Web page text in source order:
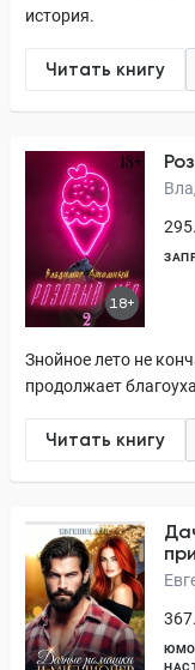
история.
Читать книгу
18+
Знойное лето не
продолжает
Читать книгу